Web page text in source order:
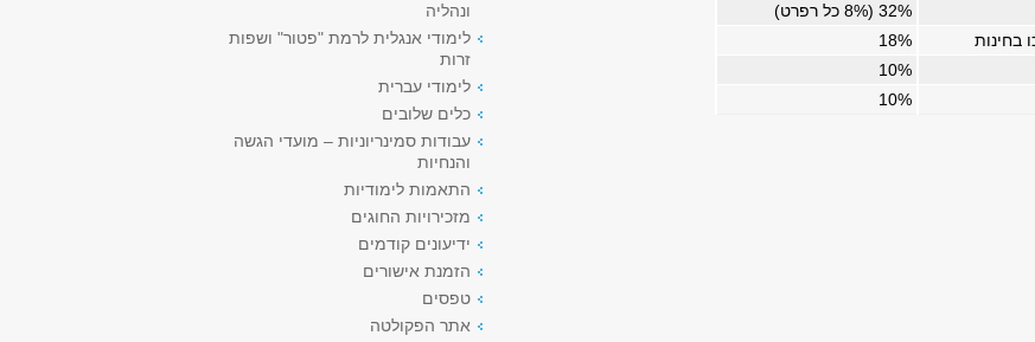
32% (8% כל רפרט)
בחינות
18%
10%
10%
ונהליה
לימודי אנגלית לרמת "פטור" ושפות
זרות
לימודי עברית
כלים שלובים
עבודות סמינריוניות – מועדי הגשה
והנחיות
התאמות לימודיות
מזכירויות החוגים
ידיעונים קודמים
הזמנת אישורים
טפסים
אתר הפקולטה